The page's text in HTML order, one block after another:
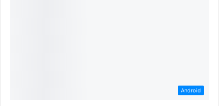
Android